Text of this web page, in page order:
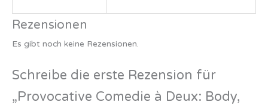
Rezensionen
Es gibt noch keine Rezensionen.
Schreibe die erste Rezension für
„Provocative Comedie à Deux: Body,